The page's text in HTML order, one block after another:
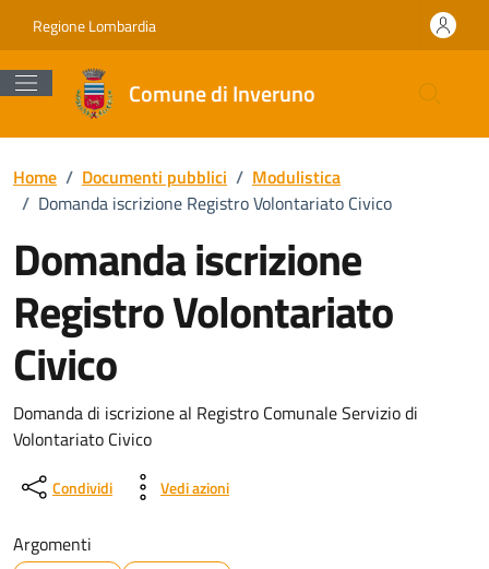
Regione Lombardia
Comune di Inveruno
Home / Documenti pubblici / Modulistica
/ Domanda iscrizione Registro Volontariato Civico
Domanda iscrizione
Registro Volontariato
Civico
Dettagli del documento
Domanda di iscrizione al Registro Comunale Servizio di
Volontariato Civico
Condividi Vedi azioni
Argomenti